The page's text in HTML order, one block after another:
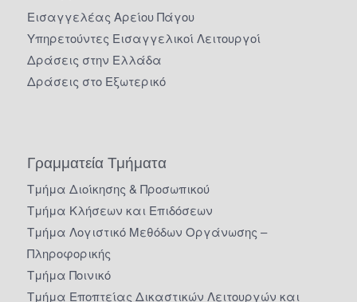
Εισαγγελέας Αρείου Πάγου
Υπηρετούντες Εισαγγελικοί Λειτουργοί
Δράσεις στην Ελλάδα
Δράσεις στο Εξωτερικό
Γραμματεία Τμήματα
Τμήμα Διοίκησης & Προσωπικού
Τμήμα Κλήσεων και Επιδόσεων
Τμήμα Λογιστικό Μεθόδων Οργάνωσης –
Πληροφορικής
Τμήμα Ποινικό
Τμήμα Εποπτείας Δικαστικών Λειτουργών και